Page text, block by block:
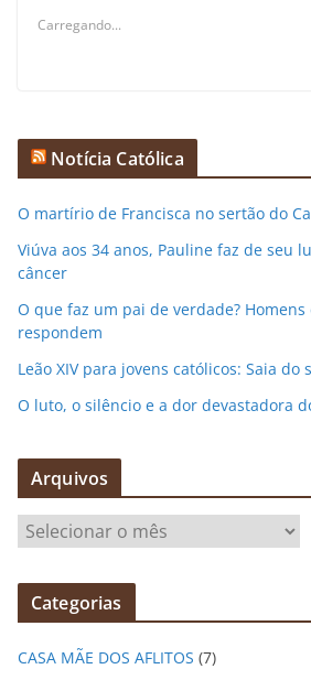
Carregando...
Notícia Católica
O martírio de Francisca no sertão do
Viúva aos 34 anos, Pauline faz de seu
câncer
O que faz um pai de verdade?
respondem
Leão XIV para jovens católicos: Saia
O luto, o silêncio e a dor devastadora
Arquivos
r
q
v
Categorias
CASA MÃE DOS AFLITOS (7)